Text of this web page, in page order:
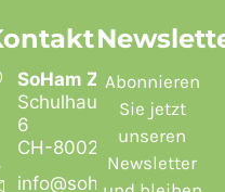
SoHam Zentrum
Schulhausstrasse
6
CH-8002 Zürich
info@soham-
Abonnieren
Sie jetzt
unseren
Newsletter